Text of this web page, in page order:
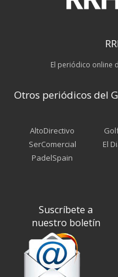
El periódico online
Otros periódicos del
AltoDirectivo
SerComercial
PadelSpain
El
Suscríbete a
nuestro boletín